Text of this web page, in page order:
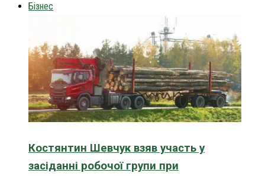
Бізнес
Костянтин Шевчук взяв участь у
засіданні робочої групи при